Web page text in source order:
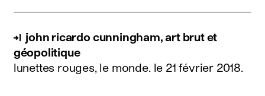
john ricardo cunningham, art brut et
géopolitique
lunettes rouges, le monde. le 21 février 2018.